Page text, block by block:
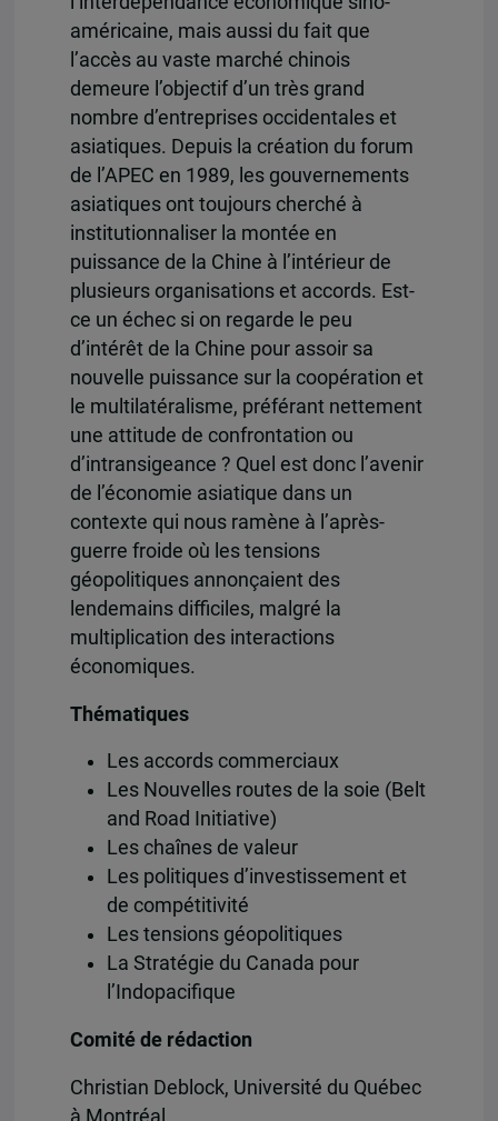
américaine, mais aussi du fait que
l’accès au vaste marché chinois
demeure l’objectif d’un très grand
nombre d’entreprises occidentales et
asiatiques. Depuis la création du forum
de l’APEC en 1989, les gouvernements
asiatiques ont toujours cherché à
institutionnaliser la montée en
puissance de la Chine à l’intérieur de
plusieurs organisations et accords. Est-
ce un échec si on regarde le peu
d’intérêt de la Chine pour assoir sa
nouvelle puissance sur la coopération et
le multilatéralisme, préférant nettement
une attitude de confrontation ou
d’intransigeance ? Quel est donc l’avenir
de l’économie asiatique dans un
contexte qui nous ramène à l’après-
guerre froide où les tensions
géopolitiques annonçaient des
lendemains difficiles, malgré la
multiplication des interactions
économiques.
Thématiques
Les accords commerciaux
Les Nouvelles routes de la soie (Belt
and Road Initiative)
Les chaînes de valeur
Les politiques d’investissement et
de compétitivité
Les tensions géopolitiques
La Stratégie du Canada pour
l’Indopacifique
Comité de rédaction
Christian Deblock, Université du Québec
à Montréal